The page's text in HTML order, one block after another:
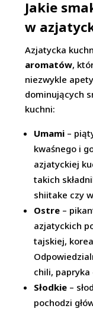
Jakie
w
Azjatycka
aromatów,
niezwykle
dominujących
kuchni:
Umami –
kwaśnego i
azjatyckiej
takich
shiitake czy
Ostre –
azjatyckich
tajskiej,
chili, papryka
Słodkie –
pochodzi